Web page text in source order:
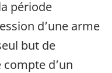
période
d’une arme
but de
d’un